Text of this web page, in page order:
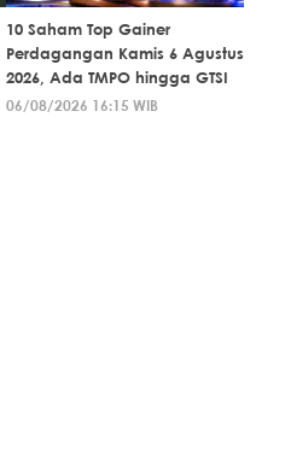
10 Saham Top Gainer
Perdagangan Kamis 6 Agustus
2026, Ada TMPO hingga GTSI
06/08/2026 16:15 WIB